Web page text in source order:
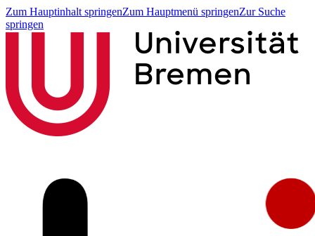
Zum Hauptinhalt springenZum Hauptmenü springenZur Suche
springen